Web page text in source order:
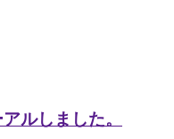
ルしました。